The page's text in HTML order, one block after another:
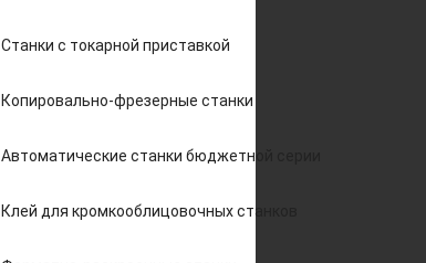
Станки с токарной приставкой
Копировально-фрезерные станки
Автоматические станки бюджетной серии
Клей для кромкооблицовочных станков